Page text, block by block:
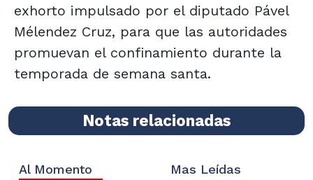
exhorto impulsado por el diputado Pável
Mélendez Cruz, para que las autoridades
promuevan el confinamiento durante la
temporada de semana santa.
Notas relacionadas
Al Momento Mas Leídas